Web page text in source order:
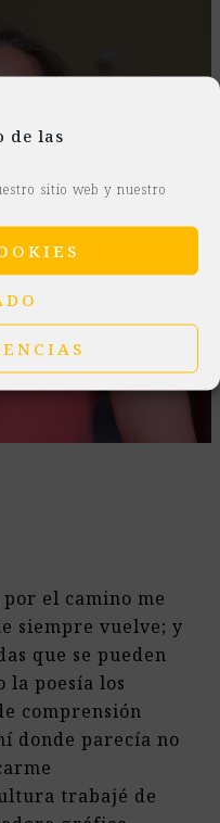
de las
sitio web y nuestro
el camino me
siempre vuelve; y
que se pueden
la poesía los
comprensión
donde parecía no
trabajé de